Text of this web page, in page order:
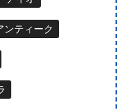
ンティーク